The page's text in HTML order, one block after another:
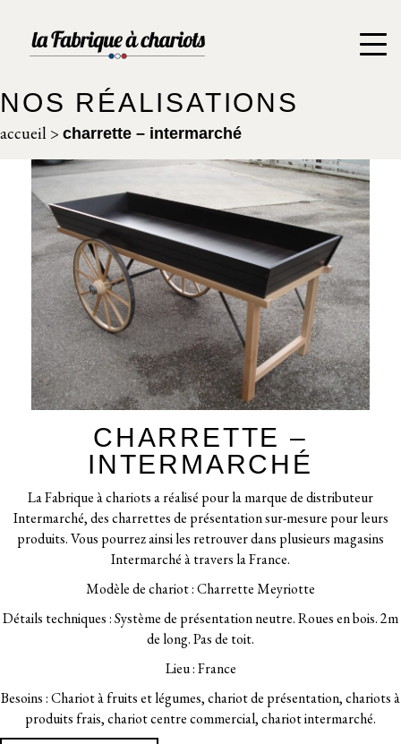
NOS RÉALISATIONS
accueil > charrette – intermarché
CHARRETTE –
INTERMARCHÉ
La Fabrique à chariots a réalisé pour la marque de distributeur
Intermarché, des charrettes de présentation sur-mesure pour leurs
produits. Vous pourrez ainsi les retrouver dans plusieurs magasins
Intermarché à travers la France.
Modèle de chariot : Charrette Meyriotte
Détails techniques : Système de présentation neutre. Roues en bois. 2m
de long. Pas de toit.
Lieu : France
Besoins : Chariot à fruits et légumes, chariot de présentation, chariots à
produits frais, chariot centre commercial, chariot intermarché.